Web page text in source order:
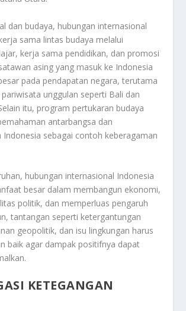
dan budaya, hubungan internasional
sama lintas budaya melalui
kerja sama pendidikan, dan promosi
asing yang masuk ke Indonesia
pada pendapatan negara, terutama
unggulan seperti Bali dan
itu, program pertukaran budaya
antarbangsa dan
Indonesia sebagai contoh keberagaman
hubungan internasional Indonesia
besar dalam membangun ekonomi,
politik, dan memperluas pengaruh
tantangan seperti ketergantungan
geopolitik, dan isu lingkungan harus
baik agar dampak positifnya dapat
KETEGANGAN